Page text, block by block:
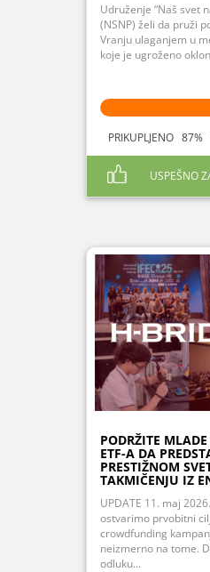
Udruženje “Naš svet
(NSNP) želi da pruži
Vranju ulaganjem u
koje je ugroženo
PRIKUPLJENO
USPEŠNO
PODRŽITE MLADE
ETF-A DA
PRESTIŽNOM
TAKMIČENJU IZ
UPDATE 11. maj
ostvarimo prvobitni
crowdfunding
neizmerno na tome.
odluku...